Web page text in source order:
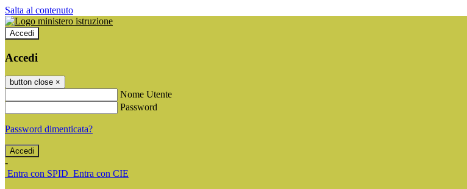
Salta al contenuto
Accedi
Accedi
button close ×
Nome Utente
Password
Password dimenticata?
-
Entra con SPID Entra con CIE